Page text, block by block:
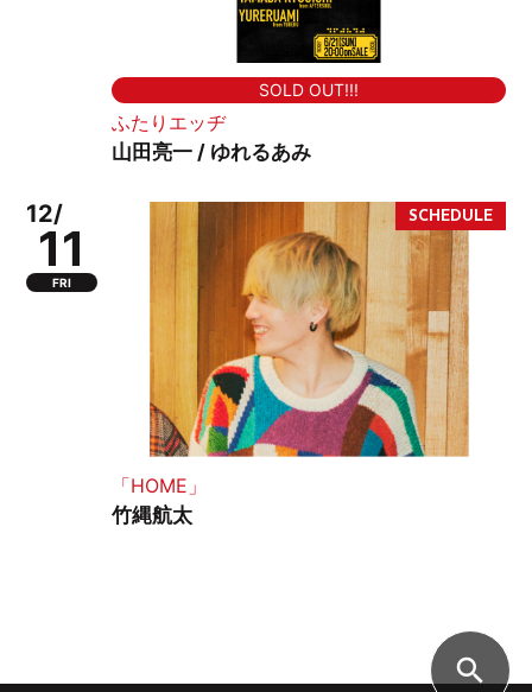
SOLD OUT!!!
ふたりエッヂ
山田亮一 / ゆれるあみ
12/
11
FRI
「HOME」
竹縄航太
search